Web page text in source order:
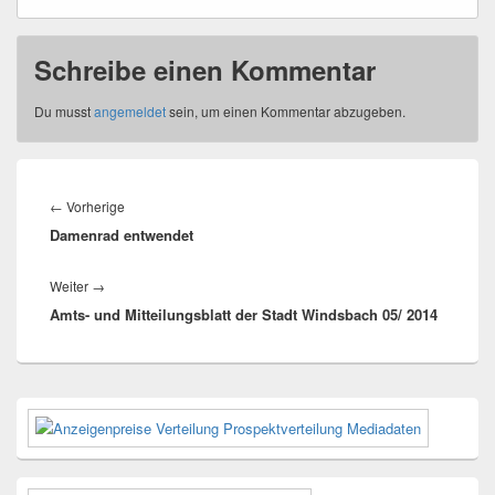
Schreibe einen Kommentar
Du musstangemeldetsein, um einen Kommentar abzugeben.
← Vorherige
Beitrag:
Damenrad entwendet
Weiter →
Beitrag:
Amts- und Mitteilungsblatt der Stadt Windsbach 05/ 2014
Primärer
Seitenleisten-
Widgetbereich